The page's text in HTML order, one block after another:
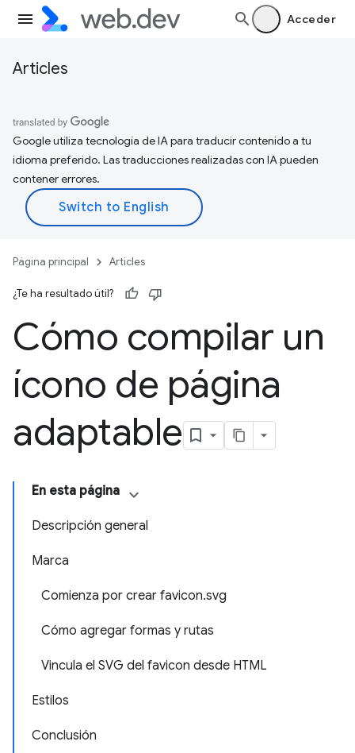
Acceder
Articles
Google utiliza tecnología de IA para traducir contenido a tu
idioma preferido. Las traducciones realizadas con IA pueden
contener errores.
Página principal Articles
¿Te ha resultado útil?
Cómo compilar un
ícono de página
adaptable
En esta página
Descripción general
Marca
Comienza por crear favicon.svg
Cómo agregar formas y rutas
Vincula el SVG del favicon desde HTML
Estilos
Conclusión